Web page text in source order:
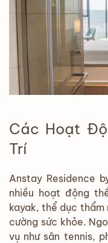
Các Hoạt
Trí
Anstay Residence
nhiều hoạt động
kayak, thể dục
cường sức khỏe.
vụ như sân tennis,